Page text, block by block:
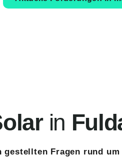
in
Fragen rund